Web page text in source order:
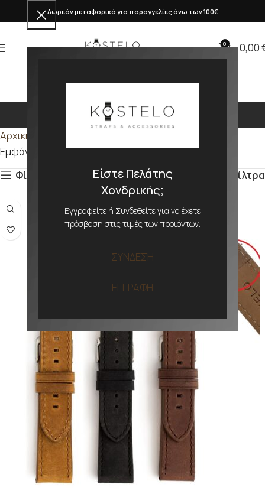
Είστε Πελάτης
Χονδρικής;
Εγγραφείτε ή Συνδεθείτε για να έχετε
πρόσβαση στις τιμές των προϊόντων.
ΣΥΝΔΕΣΗ
ΕΓΓΡΑΦΗ
Δωρεάν μεταφορικά για παραγγελίες άνω των 100€
0 0,00
4.7 - 3.6mm
Αρχική σελίδα
Εμφάνιση του μοναδικού αποτελέσματος
Φίλτρα
Φίλτρα